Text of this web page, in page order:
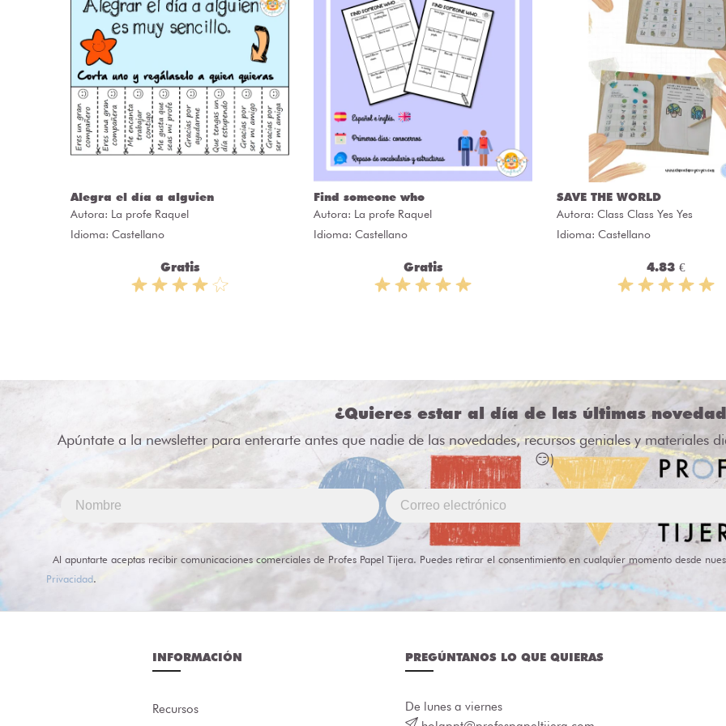
Alegra el día a alguien
Autora: La profe Raquel
Idioma: Castellano
Gratis
Find someone who
Autora: La profe Raquel
Idioma: Castellano
Gratis
SAVE THE WORLD
Autora: Class Class Yes Yes
Idioma: Castellano
4.83 €
¿Quieres estar al día de las últimas
Apúntate a la newsletter para enterarte antes que nadie de las novedades, recursos geniales y materiales
😏)
Al apuntarte aceptas recibir comunicaciones comerciales de Profes Papel Tijera. Puedes retirar el consentimiento en cualquier momento desde
Privacidad.
INFORMACIÓN
Recursos
PREGÚNTANOS LO QUE QUIERAS
De lunes a viernes